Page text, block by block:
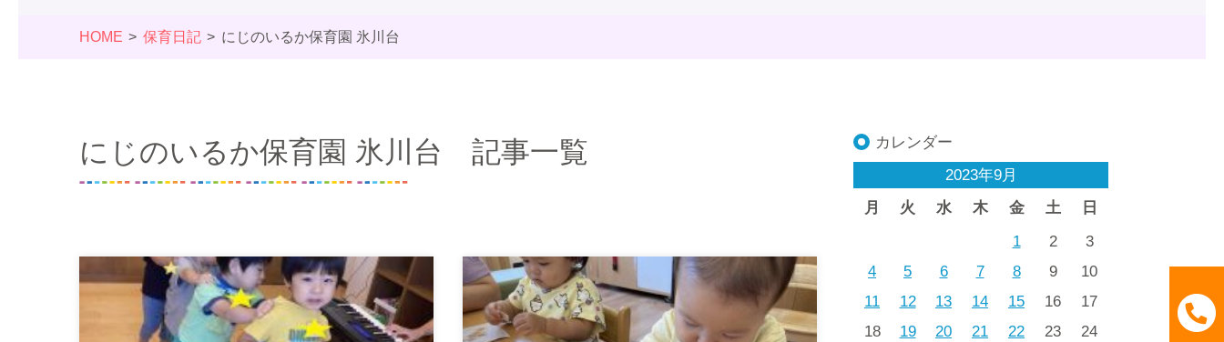
HOME 保育日記 にじのいるか保育園 氷川台
にじのいるか保育園 氷川台 記事一覧
カレンダー
2023年9月
月
火 水 木 金 土 日
1 2
3
4
5 6 7 8 9
10
11
12 13 14 15 16
17
18
19 20 21 22 23
24